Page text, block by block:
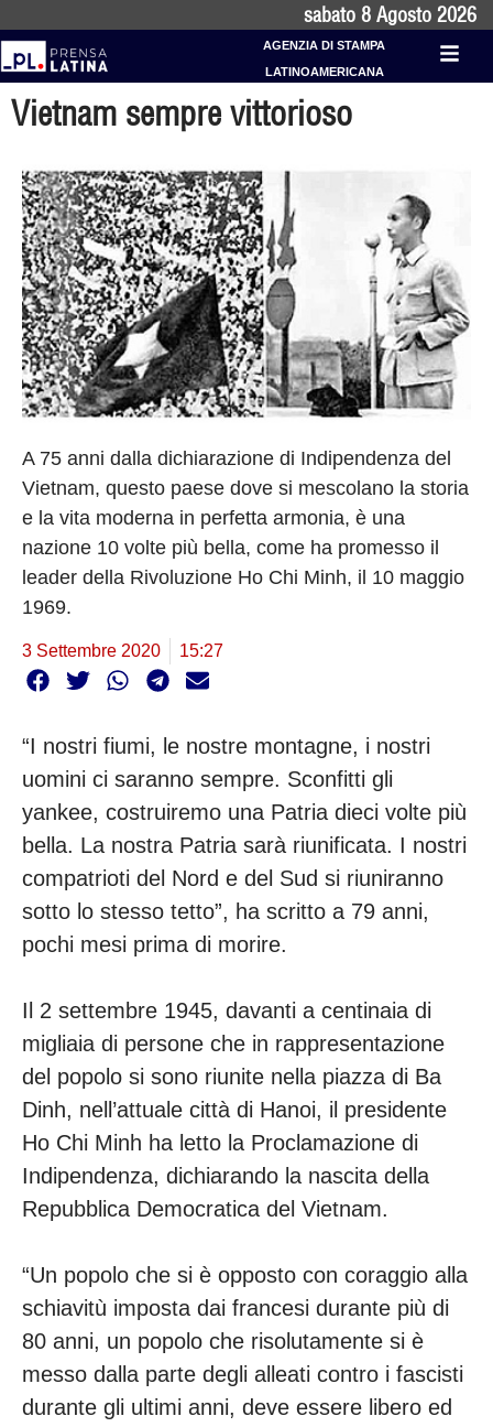
sabato 8 Agosto 2026
AGENZIA DI STAMPA
LATINOAMERICANA
Vietnam sempre vittorioso
A 75 anni dalla dichiarazione di Indipendenza del
Vietnam, questo paese dove si mescolano la storia
e la vita moderna in perfetta armonia, è una
nazione 10 volte più bella, come ha promesso il
leader della Rivoluzione Ho Chi Minh, il 10 maggio
1969.
3 Settembre 2020 15:27
“I nostri fiumi, le nostre montagne, i nostri
uomini ci saranno sempre. Sconfitti gli
yankee, costruiremo una Patria dieci volte più
bella. La nostra Patria sarà riunificata. I nostri
compatrioti del Nord e del Sud si riuniranno
sotto lo stesso tetto”, ha scritto a 79 anni,
pochi mesi prima di morire.
Il 2 settembre 1945, davanti a centinaia di
migliaia di persone che in rappresentazione
del popolo si sono riunite nella piazza di Ba
Dinh, nell’attuale città di Hanoi, il presidente
Ho Chi Minh ha letto la Proclamazione di
Indipendenza, dichiarando la nascita della
Repubblica Democratica del Vietnam.
“Un popolo che si è opposto con coraggio alla
schiavitù imposta dai francesi durante più di
80 anni, un popolo che risolutamente si è
messo dalla parte degli alleati contro i fascisti
durante gli ultimi anni, deve essere libero ed